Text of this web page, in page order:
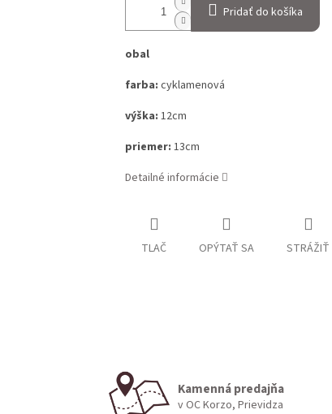
Pridať do košíka
obal
farba: cyklamenová
výška: 12cm
priemer: 13cm
Detailné informácie
TLAČ OPÝTAŤ SA STRÁŽIŤ
Kamenná predajňa
v OC Korzo, Prievidza